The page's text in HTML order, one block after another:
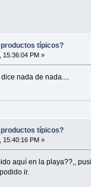
típicos?
15:36:04 PM »
nada de nada....
típicos?
15:40:16 PM »
aquí en la playa??,,
ir.